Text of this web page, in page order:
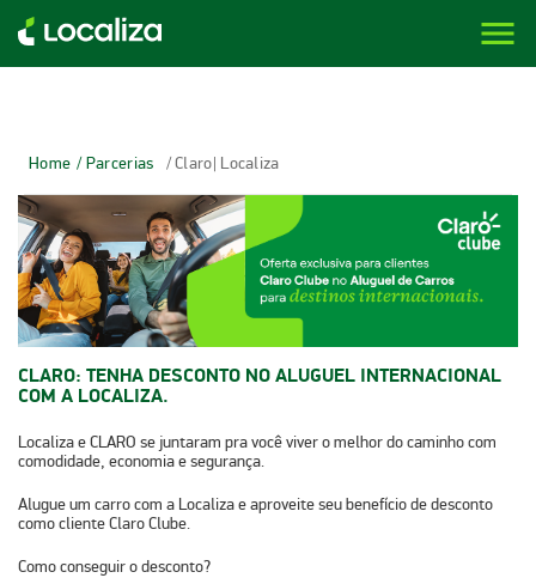
LOCALIZA ALUGUEL DE CARROS | LOCALIZA menu
Home / Parcerias / Claro| Localiza
CLARO: TENHA DESCONTO NO ALUGUEL INTERNACIONAL
COM A LOCALIZA.
Localiza e CLARO se juntaram pra você viver o melhor do caminho com
comodidade, economia e segurança.
Alugue um carro com a Localiza e aproveite seu benefício de desconto
como cliente Claro Clube.
Como conseguir o desconto?